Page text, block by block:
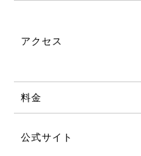
アクセス
料金
公式サイト